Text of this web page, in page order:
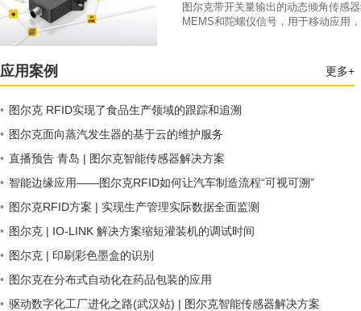
图尔克带开关量输出的动态倾角传感
MEMS和陀螺仪信号，用于移动应用
应用案例 更多+
• 图尔克 RFID实现了食品生产领域的跟踪和追溯
• 图尔克面向蒸汽发生器的基于云的维护服务
• 直播预告 青岛 | 图尔克智能传感器解决方案
• 智能边缘应用——图尔克RFID如何让汽车制造流程“可视可溯”
• 图尔克RFID方案 | 实现生产管理实际数据全面监测
• 图尔克 | IO-LINK 解决方案缩短灌装机的调试时间
• 图尔克 | 印刷彩色墨盒的识别
• 图尔克在分布式自动化在药品包装的应用
• 驱动数字化工厂进化之路(武汉站) | 图尔克智能传感器解决方案